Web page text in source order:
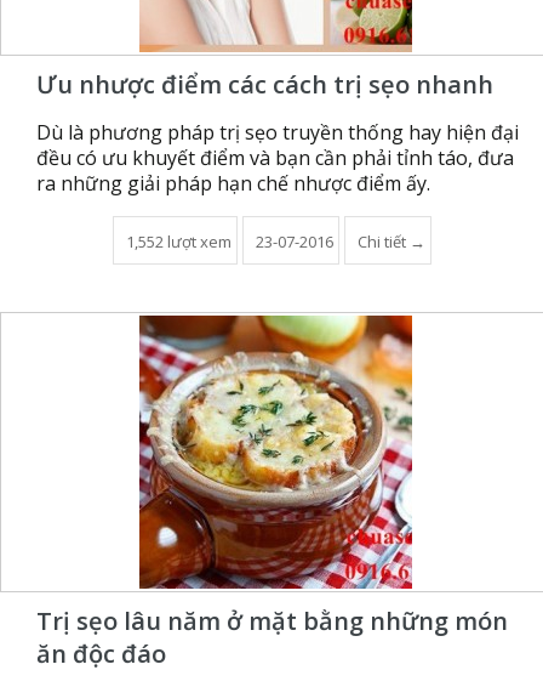
Ưu nhược điểm các cách trị sẹo nhanh
Dù là phương pháp trị sẹo truyền thống hay hiện đại
đều có ưu khuyết điểm và bạn cần phải tỉnh táo, đưa
ra những giải pháp hạn chế nhược điểm ấy.
1,552 lượt xem 23-07-2016 Chi tiết →
Trị sẹo lâu năm ở mặt bằng những món
ăn độc đáo